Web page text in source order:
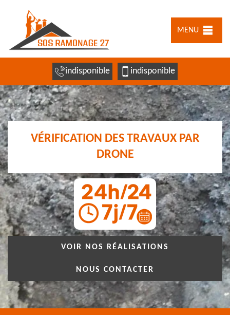
MENU
indisponible indisponible
VÉRIFICATION DES TRAVAUX PAR
DRONE
VOIR NOS RÉALISATIONS
NOUS CONTACTER